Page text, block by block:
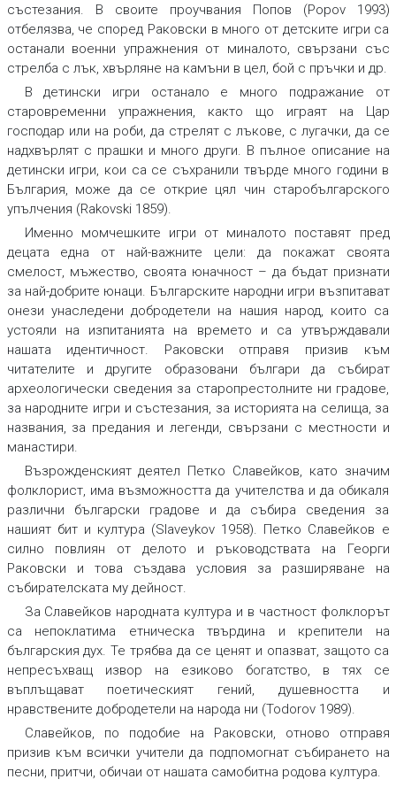
състезания. В своите проучвания Попов (Popov 1993)
отбелязва, че според Раковски в много от детските игри са
останали военни упражнения от миналото, свързани със
стрелба с лък, хвърляне на камъни в цел, бой с пръчки и др.
В детински игри останало е много подражание от
старовременни упражнения, както що играят на Цар
господар или на роби, да стрелят с лъкове, с лугачки, да се
надхвърлят с прашки и много други. В пълное описание на
детински игри, кои са се съхранили твърде много години в
България, може да се открие цял чин старобългарского
упълчения (Rakovski 1859).
Именно момчешките игри от миналото поставят пред
децата една от най-важните цели: да покажат своята
смелост, мъжество, своята юначност – да бъдат признати
за най-добрите юнаци. Българските народни игри възпитават
онези унаследени добродетели на нашия народ, които са
устояли на изпитанията на времето и са утвърждавали
нашата идентичност. Раковски отправя призив към
читателите и другите образовани българи да събират
археологически сведения за старопрестолните ни градове,
за народните игри и състезания, за историята на селища, за
названия, за предания и легенди, свързани с местности и
манастири.
Възрожденският деятел Петко Славейков, като значим
фолклорист, има възможността да учителства и да обикаля
различни български градове и да събира сведения за
нашият бит и култура (Slaveykov 1958). Петко Славейков е
силно повлиян от делото и ръководствата на Георги
Раковски и това създава условия за разширяване на
събирателската му дейност.
За Славейков народната култура и в частност фолклорът
са непоклатима етническа твърдина и крепители на
българския дух. Те трябва да се ценят и опазват, защото са
непресъхващ извор на езиково богатство, в тях се
въплъщават поетическият гений, душевността и
нравствените добродетели на народа ни (Todorov 1989).
Славейков, по подобие на Раковски, отново отправя
призив към всички учители да подпомогнат събирането на
песни, притчи, обичаи от нашата самобитна родова култура.